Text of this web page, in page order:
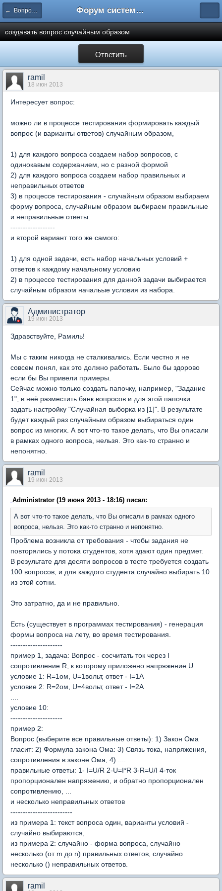
← Вопросы составления тестов Форум системы тестирования INDIGO
создавать вопрос случайным образом
Ответить
ramil
18 июн 2013
Интересует вопрос:
можно ли в процессе тестирования формировать каждый
вопрос (и варианты ответов) случайным образом,
1) для каждого вопроса создаем набор вопросов, с
одинокавым содержанием, но с разной формой
2) для каждого вопроса создаем набор правильных и
неправильных ответов
3) в процессе тестирования - случайным образом выбираем
форму вопроса, случайным образом выбираем правильные
и неправильные ответы.
------------------
и второй вариант того же самого:
1) для одной задачи, есть набор начальных условий +
ответов к каждому начальному условию
2) в процессе тестирования для данной задачи выбирается
случайным образом начальые условия из набора.
Администратор
19 июн 2013
Здравствуйте, Рамиль!
Мы с таким никогда не сталкивались. Если честно я не
совсем понял, как это должно работать. Было бы здорово
если бы Вы привели примеры.
Сейчас можно только создать папочку, например, "Задание
1", в неё разместить банк вопросов и для этой папочки
задать настройку "Случайная выборка из [1]". В результате
будет каждый раз случайным образом выбираться один
вопрос из многих. А вот что-то такое делать, что Вы описали
в рамках одного вопроса, нельзя. Это как-то странно и
непонятно.
ramil
19 июн 2013
Administrator (19 июня 2013 - 18:16) писал:
А вот что-то такое делать, что Вы описали в рамках одного
вопроса, нельзя. Это как-то странно и непонятно.
Проблема возникла от требования - чтобы задания не
повторялись у потока студентов, хотя здают один предмет.
В результате для десяти вопросов в тесте требуется создать
100 вопросов, и для каждого студента случайно выбирать 10
из этой сотни.
Это затратно, да и не правильно.
Есть (существует в программах тестирования) - генерация
формы вопроса на лету, во время тестирования.
---------------------
пример 1, задача: Вопрос - сосчитать ток через I
сопротивление R, к которому приложено напряжение U
условие 1: R=1ом, U=1вольт, ответ - I=1А
условие 2: R=2ом, U=4вольт, ответ - I=2А
условие 10:
---------------------
пример 2:
Вопрос (выберите все правильные ответы): 1) Закон Ома
гласит: 2) Формула закона Ома: 3) Связь тока, напряжения,
сопротивления в законе Ома, 4) ....
правильные ответы: 1- I=U/R 2-U=I*R 3-R=U/I 4-ток
пропорционален напряжению, и обратно пропорционален
сопротивлению, ...
и несколько неправильных ответов
-------------------------
из примера 1: текст вопроса один, варианты условий -
случайно выбираются,
из примера 2: случайно - форма вопроса, случайно
несколько (от m до n) правильных ответов, случайно
несколько () неправильных ответов.
ramil